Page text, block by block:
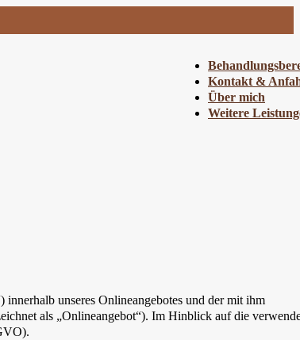
Kontakt &
Über mich
Weitere
unseres Onlineangebotes und der mit ihm
als „Onlineangebot“). Im Hinblick auf die